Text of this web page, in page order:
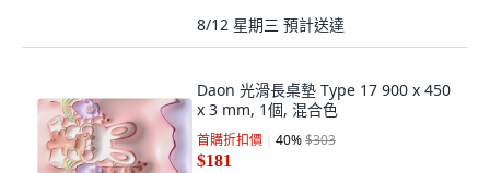
8/12 星期三 預計送達
Daon 光滑長桌墊 Type 17 900 x 450
x 3 mm, 1個, 混合色
首購折扣價 40%$303
$181